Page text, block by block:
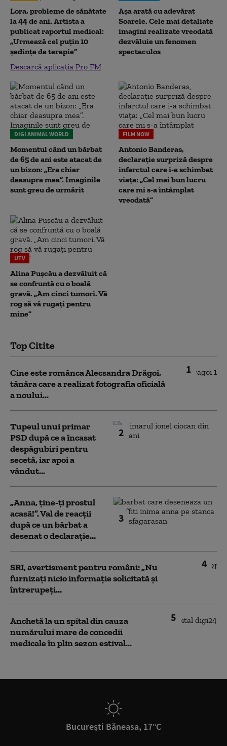
Lora, probleme de sănătate
la 44 de ani. Artista a
publicat raportul medical:
„Urmează cel puțin 10
ședințe de terapie”
Descarcă aplicația Pro FM
Așa arată cu adevărat
Soarele. Cele mai detaliate
imagini realizate vreodată
dezvăluie un fenomen
spectaculos
DIGI ANIMAL WORLD
Momentul când un bărbat
de 65 de ani este atacat de
un bizon: „Era chiar
deasupra mea”. Imaginile
sunt greu de urmărit
FILM NOW
Antonio Banderas,
declarație surpriză despre
infarctul care i-a schimbat
viața: „Cel mai bun lucru
care mi s-a întâmplat
vreodată”
UTV
Alina Pușcău a dezvăluit că
se confruntă cu o boală
gravă. „Am cinci tumori. Vă
rog să vă rugați pentru
mine”
Top Citite
1
Cine este românca Alecsandra Drăgoi,
tânăra care a realizat fotografia oficială
a noului...
2
Tupeul unui primar
PSD după ce a încasat
despăgubiri pentru
secetă, iar apoi a
vândut...
3
„Anna, ţine-ţi prostul
acasă!”. Val de reacții
după ce un bărbat a
desenat o declarație...
4
SRI, avertisment pentru români: „Nu
furnizați nicio informație solicitată și
întrerupeți...
5
Anchetă la un spital din cauza
numărului mare de concedii
medicale în plin sezon estival...
București Băneasa, 17°C